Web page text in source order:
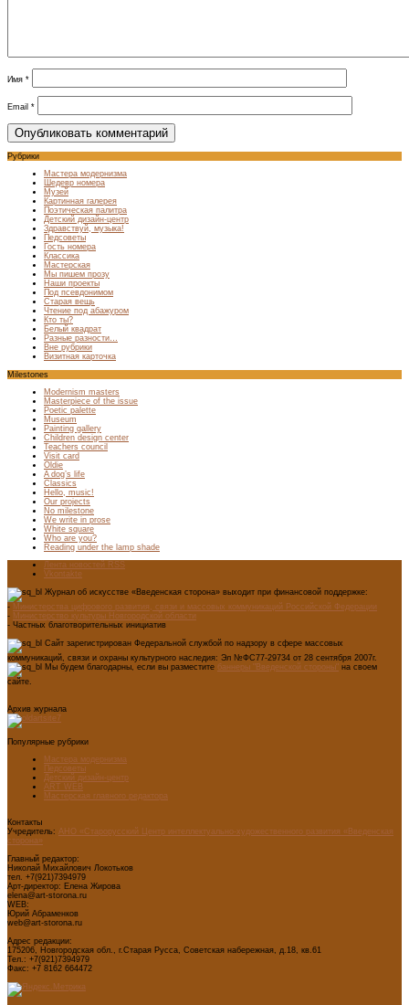
Имя *
Email *
Рубрики
Мастера модернизма
Шедевр номера
Музей
Картинная галерея
Поэтическая палитра
Детский дизайн-центр
Здравствуй, музыка!
Педсоветы
Гость номера
Классика
Мастерская
Мы пишем прозу
Наши проекты
Под псевдонимом
Старая вещь
Чтение под абажуром
Кто ты?
Белый квадрат
Разные разности…
Вне рубрики
Визитная карточка
Milestones
Modernism masters
Masterpiece of the issue
Poetic palette
Museum
Painting gallery
Children design center
Teachers council
Visit card
Oldie
A dog’s life
Classics
Hello, music!
Our projects
No milestone
We write in prose
White square
Who are you?
Reading under the lamp shade
Лента новостей RSS
Vkontakte
Журнал об искусстве «Введенская сторона» выходит при финансовой поддержке:
- Министерства цифрового развития, связи и массовых коммуникаций Российской Федерации
- Министерство культуры Новгородской области
- Частных благотворительных инициатив
Сайт зарегистрирован Федеральной службой по надзору в сфере массовых
коммуникаций, связи и охраны культурного наследия: Эл №ФС77-29734 от 28 сентября 2007г.
Мы будем благодарны, если вы разместите баннеры "Введенской стороны" на своем
сайте.
Архив журнала
Популярные рубрики
Мастера модернизма
Педсоветы
Детский дизайн-центр
ART WEB
Мастерская главного редактора
Контакты
Учредитель: АНО «Старорусский Центр интеллектуально-художественного развития «Введенская
сторона»
Главный редактор:
Николай Михайлович Локотьков
тел. +7(921)7394979
Арт-директор: Елена Жирова
elena@art-storona.ru
WEB:
Юрий Абраменков
web@art-storona.ru
Адрес редакции:
175206, Новгородская обл., г.Старая Русса, Советская набережная, д.18, кв.61
Тел.: +7(921)7394979
Факс: +7 8162 664472